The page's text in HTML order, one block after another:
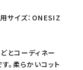
サイズ：ONESIZ
とコーディネー
。柔らかいコット